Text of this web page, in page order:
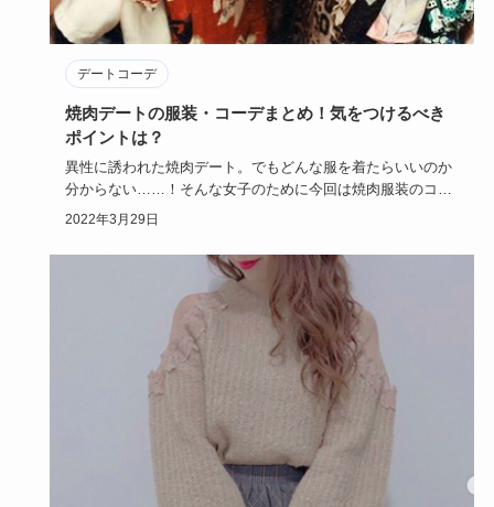
デートコーデ
焼肉デートの服装・コーデまとめ！気をつけるべき
ポイントは？
異性に誘われた焼肉デート。でもどんな服を着たらいいのか
分からない……！そんな女子のために今回は焼肉服装のコー
ディネートから…
2022年3月29日